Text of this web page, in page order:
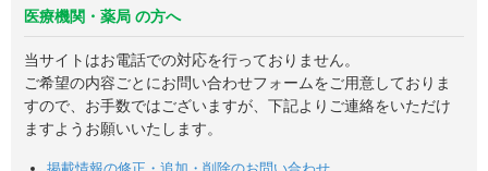
医療機関・薬局 の方へ
当サイトはお電話での対応を行っておりません。
ご希望の内容ごとにお問い合わせフォームをご用意しておりま
すので、お手数ではございますが、下記よりご連絡をいただけ
ますようお願いいたします。